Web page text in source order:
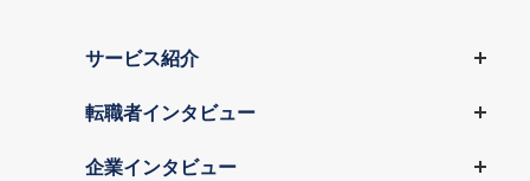
サービス紹介
転職者インタビュー
企業インタビュー